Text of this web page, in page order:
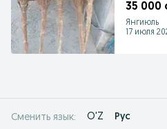
35 000
Янгиюль
17 июля
Сменить язык: O'Z Рус